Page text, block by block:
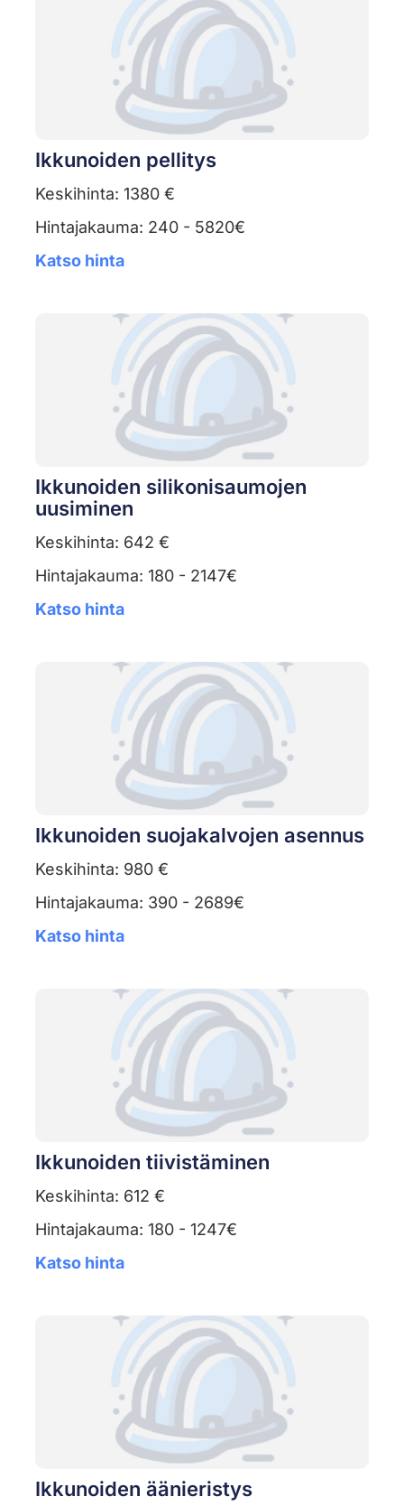
Ikkunoiden pellitys
Keskihinta: 1380 €
Hintajakauma: 240 - 5820€
Katso hinta
Ikkunoiden silikonisaumojen
uusiminen
Keskihinta: 642 €
Hintajakauma: 180 - 2147€
Katso hinta
Ikkunoiden suojakalvojen asennus
Keskihinta: 980 €
Hintajakauma: 390 - 2689€
Katso hinta
Ikkunoiden tiivistäminen
Keskihinta: 612 €
Hintajakauma: 180 - 1247€
Katso hinta
Ikkunoiden äänieristys